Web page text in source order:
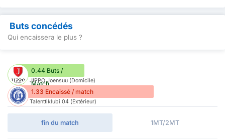
Buts concédés
Qui encaissera le plus ?
0.44 Buts /
Match
JIPPO Joensuu (Domicile)
1.33 Encaissé / match
Talenttiklubi 04 (Extérieur)
fin du match 1MT/2MT